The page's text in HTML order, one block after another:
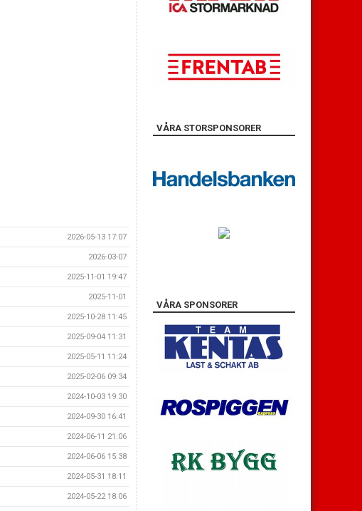
2026-05-13 17:07
2026-03-07
2025-11-01 19:47
2025-11-01
2025-10-28 11:45
2025-09-04 11:31
2025-05-11 11:24
2025-02-06 09:34
2024-10-03 19:30
2024-09-30 16:41
2024-06-11 21:06
2024-06-06 15:38
2024-05-31 18:11
2024-05-22 18:06
VÅRA STORSPONSORER
VÅRA SPONSORER